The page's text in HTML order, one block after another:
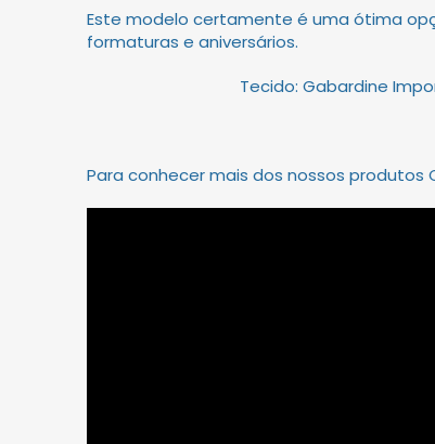
Este modelo certamente é uma ótima
formaturas e aniversários.
Tecido: Gabardine
Para conhecer mais dos nossos produtos